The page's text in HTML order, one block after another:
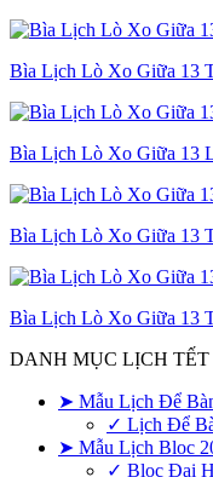
Bìa Lịch Lò Xo Giữa 13
Bìa Lịch Lò Xo Giữa 13
Bìa Lịch Lò Xo Giữa 13
Bìa Lịch Lò Xo Giữa 13
DANH MỤC LỊCH TẾT
➤ Mẫu Lịch Để
✓ Lịch Để
➤ Mẫu Lịch Bloc
✓ Bloc Đại